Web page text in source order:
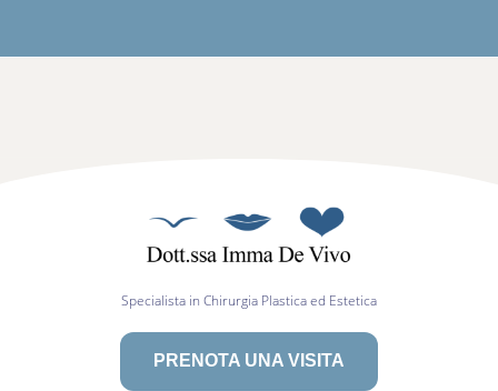
Specialista in Chirurgia Plastica ed Estetica
PRENOTA UNA VISITA